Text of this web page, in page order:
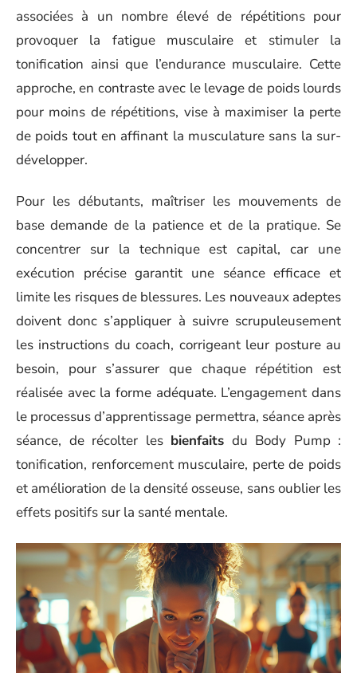
associées à un nombre élevé de répétitions pour
provoquer la fatigue musculaire et stimuler la
tonification ainsi que l’endurance musculaire. Cette
approche, en contraste avec le levage de poids lourds
pour moins de répétitions, vise à maximiser la perte
de poids tout en affinant la musculature sans la sur-
développer.
Pour les débutants, maîtriser les mouvements de
base demande de la patience et de la pratique. Se
concentrer sur la technique est capital, car une
exécution précise garantit une séance efficace et
limite les risques de blessures. Les nouveaux adeptes
doivent donc s’appliquer à suivre scrupuleusement
les instructions du coach, corrigeant leur posture au
besoin, pour s’assurer que chaque répétition est
réalisée avec la forme adéquate. L’engagement dans
le processus d’apprentissage permettra, séance après
séance, de récolter les bienfaits du Body Pump :
tonification, renforcement musculaire, perte de poids
et amélioration de la densité osseuse, sans oublier les
effets positifs sur la santé mentale.